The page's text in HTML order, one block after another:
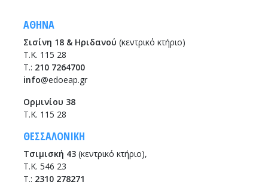
ΑΘΗΝΑ
Σισίνη 18 & Ηριδανού (κεντρικό κτήριο)
Τ.Κ. 115 28
T.: 210 7264700
info@edoeap.gr
Ορμινίου 38
Τ.Κ. 115 28
ΘΕΣΣΑΛΟΝΙΚΗ
Τσιμισκή 43 (κεντρικό κτήριο),
Τ.Κ. 546 23
T.: 2310 278271